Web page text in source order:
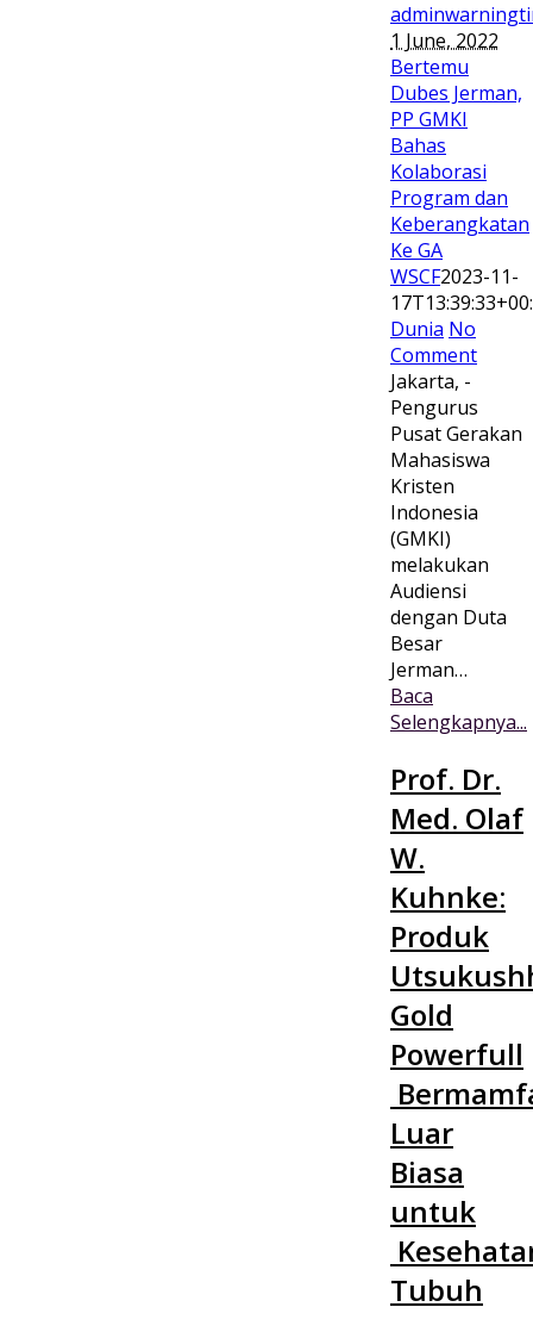
1 June, 2022
Bertemu
Dubes Jerman,
PP GMKI
Bahas
Kolaborasi
Program dan
Keberangkatan
Ke GA
WSCF2023-11-
Dunia No
Comment
Jakarta, -
Pengurus
Pusat Gerakan
Mahasiswa
Kristen
Indonesia
(GMKI)
melakukan
Audiensi
dengan Duta
Besar
Jerman…
Baca
Selengkapnya...
Prof. Dr.
Med. Olaf
W.
Kuhnke:
Produk
Gold
Powerfull
Luar
Biasa
untuk
Tubuh